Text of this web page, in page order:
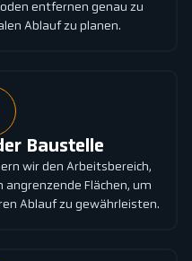
entfernen genau zu
Ablauf zu planen.
Baustelle
wir den Arbeitsbereich,
Flächen, um
Ablauf zu gewährleisten.